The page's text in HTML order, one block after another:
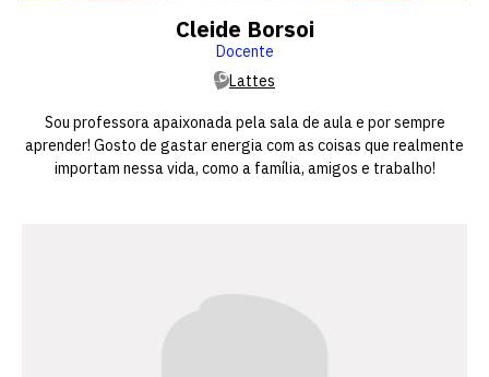
Cleide Borsoi
Docente
Lattes
Sou professora apaixonada pela sala de aula e por sempre
aprender! Gosto de gastar energia com as coisas que realmente
importam nessa vida, como a família, amigos e trabalho!